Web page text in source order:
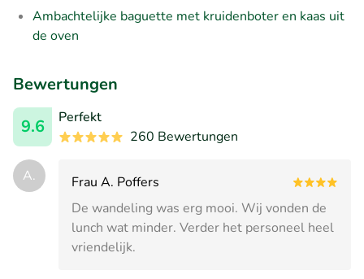
Ambachtelijke baguette met kruidenboter en kaas uit
de oven
Bewertungen
9.6
Perfekt
260 Bewertungen
A.
Frau A. Poffers
De wandeling was erg mooi. Wij vonden de
lunch wat minder. Verder het personeel heel
vriendelijk.